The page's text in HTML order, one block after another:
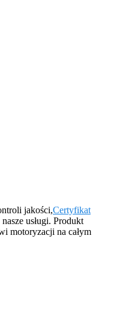
jakości,Certyfikat
usługi. Produkt
motoryzacji na całym